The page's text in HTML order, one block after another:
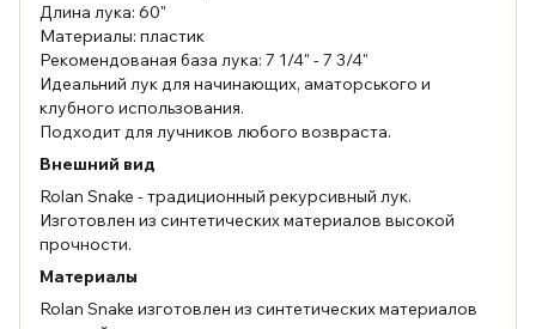
Длина лука: 60"
Материалы: пластик
Рекомендованая база лука: 7 1/4" - 7 3/4"
Идеальний лук для начинающих, аматорського и
клубного использования.
Подходит для лучников любого возвраста.
Внешний вид
Rolan Snake - традиционный рекурсивный лук.
Изготовлен из синтетических материалов высокой
прочности.
Материалы
Rolan Snake изготовлен из синтетических материалов